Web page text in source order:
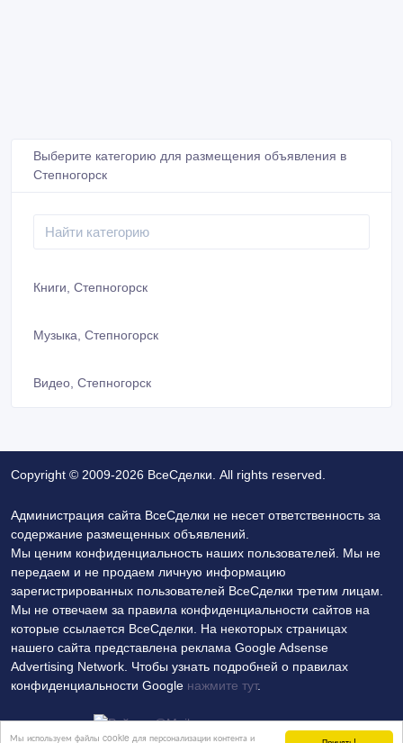
Мы используем файлы cookie для персонализации контента и
Выберите категорию для размещения объявления в
Степногорск
Книги, Степногорск
Музыка, Степногорск
Видео, Степногорск
Copyright © 2009-2026 ВсеСделки. All rights reserved.
Администрация сайта ВсеСделки не несет ответственность за
содержание размещенных объявлений.
Мы ценим конфиденциальность наших пользователей. Мы не
передаем и не продаем личную информацию
зарегистрированных пользователей ВсеСделки третим лицам.
Мы не отвечаем за правила конфиденциальности сайтов на
которые ссылается ВсеСделки. На некоторых страницах
нашего сайта представлена реклама Google Adsense
Advertising Network. Чтобы узнать подробней о правилах
конфиденциальности Google нажмите тут.